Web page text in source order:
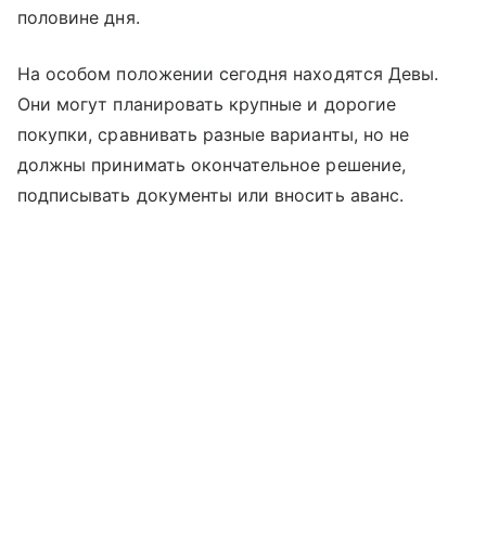
половине дня.
На особом положении сегодня находятся Девы.
Они могут планировать крупные и дорогие
покупки, сравнивать разные варианты, но не
должны принимать окончательное решение,
подписывать документы или вносить аванс.